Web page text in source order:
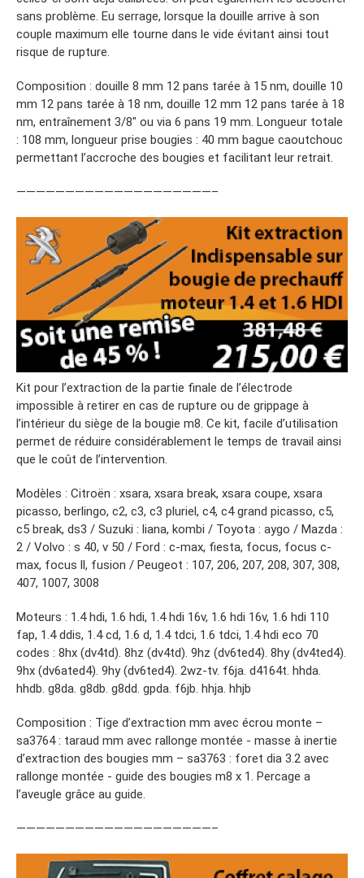
sans problème. Eu serrage, lorsque la douille arrive à son
couple maximum elle tourne dans le vide évitant ainsi tout
risque de rupture.
Composition : douille 8 mm 12 pans tarée à 15 nm, douille 10
mm 12 pans tarée à 18 nm, douille 12 mm 12 pans tarée à 18
nm, entraînement 3/8″ ou via 6 pans 19 mm. Longueur totale
: 108 mm, longueur prise bougies : 40 mm bague caoutchouc
permettant l’accroche des bougies et facilitant leur retrait.
————————————————————–
Kit pour l’extraction de la partie finale de l’électrode
impossible à retirer en cas de rupture ou de grippage à
l’intérieur du siège de la bougie m8. Ce kit, facile d’utilisation
permet de réduire considérablement le temps de travail ainsi
que le coût de l’intervention.
Modèles : Citroën : xsara, xsara break, xsara coupe, xsara
picasso, berlingo, c2, c3, c3 pluriel, c4, c4 grand picasso, c5,
c5 break, ds3 / Suzuki : liana, kombi / Toyota : aygo / Mazda :
2 / Volvo : s 40, v 50 / Ford : c-max, fiesta, focus, focus c-
max, focus ll, fusion / Peugeot : 107, 206, 207, 208, 307, 308,
407, 1007, 3008
Moteurs : 1.4 hdi, 1.6 hdi, 1.4 hdi 16v, 1.6 hdi 16v, 1.6 hdi 110
fap, 1.4 ddis, 1.4 cd, 1.6 d, 1.4 tdci, 1.6 tdci, 1.4 hdi eco 70
codes : 8hx (dv4td). 8hz (dv4td). 9hz (dv6ted4). 8hy (dv4ted4).
9hx (dv6ated4). 9hy (dv6ted4). 2wz-tv. f6ja. d4164t. hhda.
hhdb. g8da. g8db. g8dd. gpda. f6jb. hhja. hhjb
Composition : Tige d’extraction mm avec écrou monte –
sa3764 : taraud mm avec rallonge montée - masse à inertie
d’extraction des bougies mm – sa3763 : foret dia 3.2 avec
rallonge montée - guide des bougies m8 x 1. Percage a
l’aveugle grâce au guide.
————————————————————–